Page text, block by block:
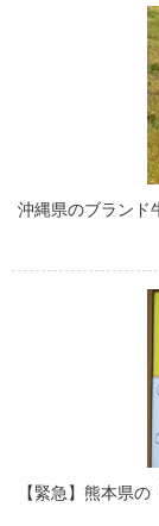
沖縄県のブランド
【緊急】熊本県